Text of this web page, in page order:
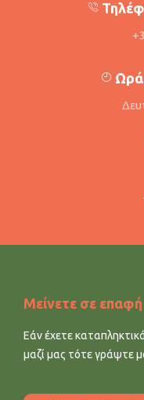
Μείνετε σε επαφή
Εάν έχετε
μαζί μας τότε γράψτε